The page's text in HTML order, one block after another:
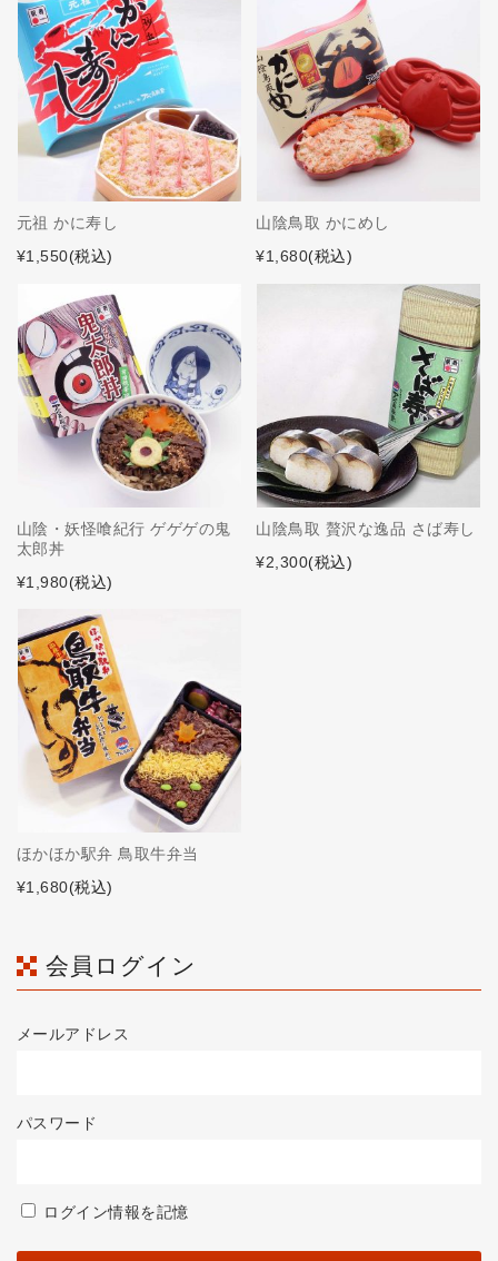
元祖 かに寿し
¥1,550(税込)
山陰鳥取 かにめし
¥1,680(税込)
山陰・妖怪喰紀行 ゲゲゲの鬼
太郎丼
¥1,980(税込)
山陰鳥取 贅沢な逸品 さば寿し
¥2,300(税込)
ほかほか駅弁 鳥取牛弁当
¥1,680(税込)
会員ログイン
メールアドレス
パスワード
ログイン情報を記憶